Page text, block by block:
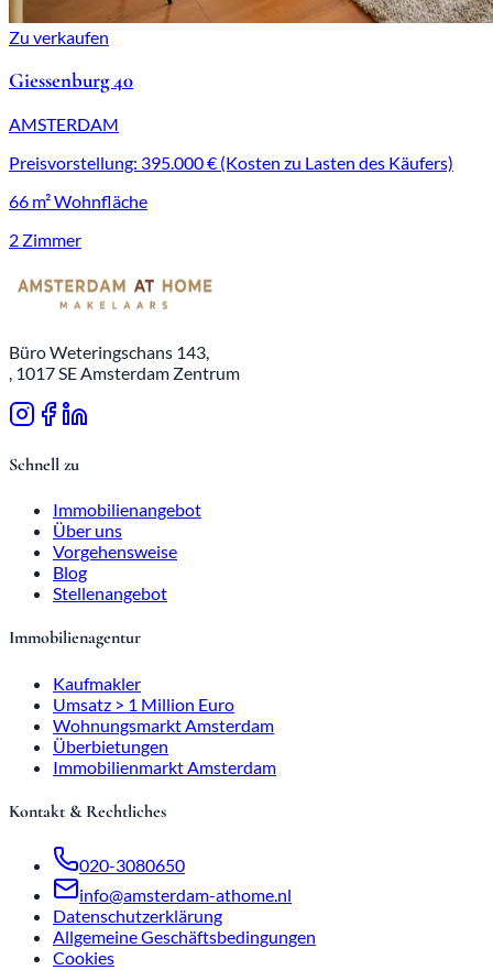
Zu verkaufen
Giessenburg 40
AMSTERDAM
Preisvorstellung: 395.000 € (Kosten zu Lasten des Käufers)
66 m² Wohnfläche
2 Zimmer
Büro Weteringschans 143,
, 1017 SE Amsterdam Zentrum
Schnell zu
Immobilienangebot
Über uns
Vorgehensweise
Blog
Stellenangebot
Immobilienagentur
Kaufmakler
Umsatz > 1 Million Euro
Wohnungsmarkt Amsterdam
Überbietungen
Immobilienmarkt Amsterdam
Kontakt & Rechtliches
020-3080650
info@amsterdam-athome.nl
Datenschutzerklärung
Allgemeine Geschäftsbedingungen
Cookies